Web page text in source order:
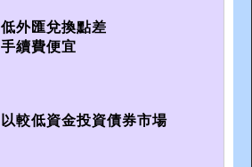
低外匯兌換點差
手續費便宜
以較低資金投資債券市場